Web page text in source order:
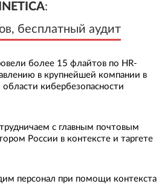
:
бесплатный аудит
лидов, бесплатный
более 15 флайтов по HR-
в крупнейшей компании в
области кибербезопасности
с главным почтовым
России в контексте и таргете
персонал при помощи контекста